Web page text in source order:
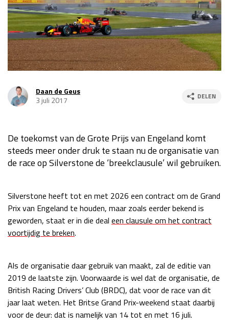
Race
za 13:00 - 15:00
GP VERENIGDE STATEN 2026 23 - 25 okt
Kwalificatie
za 23:00 - 00:00
Kwalificatie
GP SÃO PAULO 2026
Kwalificatie
za 19:00 - 20:00
Race
zo 18:00 - 20:00
LAS VEGAS GRAND PRIX 2026 20 - 22 nov
Kwalificatie
za 05:00 - 06:00
Race
zo 05:00 - 07:00
Kwalificatie
za 15:00 - 16:00
Race
zo 14:00 - 16:00
Daan de Geus
3 juli 2017
DELEN
De toekomst van de Grote Prijs van Engeland komt
steeds meer onder druk te staan nu de organisatie van
de race op Silverstone de ‘breekclausule’ wil gebruiken.
Silverstone heeft tot en met 2026 een contract om de Grand
Prix van Engeland te houden, maar zoals eerder bekend is
geworden, staat er in die deal een clausule om het contract
voortijdig te breken.
Als de organisatie daar gebruik van maakt, zal de editie van
2019 de laatste zijn. Voorwaarde is wel dat de organisatie, de
British Racing Drivers’ Club (BRDC), dat voor de race van dit
jaar laat weten. Het Britse Grand Prix-weekend staat daarbij
voor de deur: dat is namelijk van 14 tot en met 16 juli.